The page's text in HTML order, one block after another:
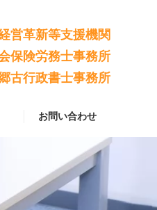
営革新等支援機関
保険労務士事務所
古行政書士事務所
お問い合わせ